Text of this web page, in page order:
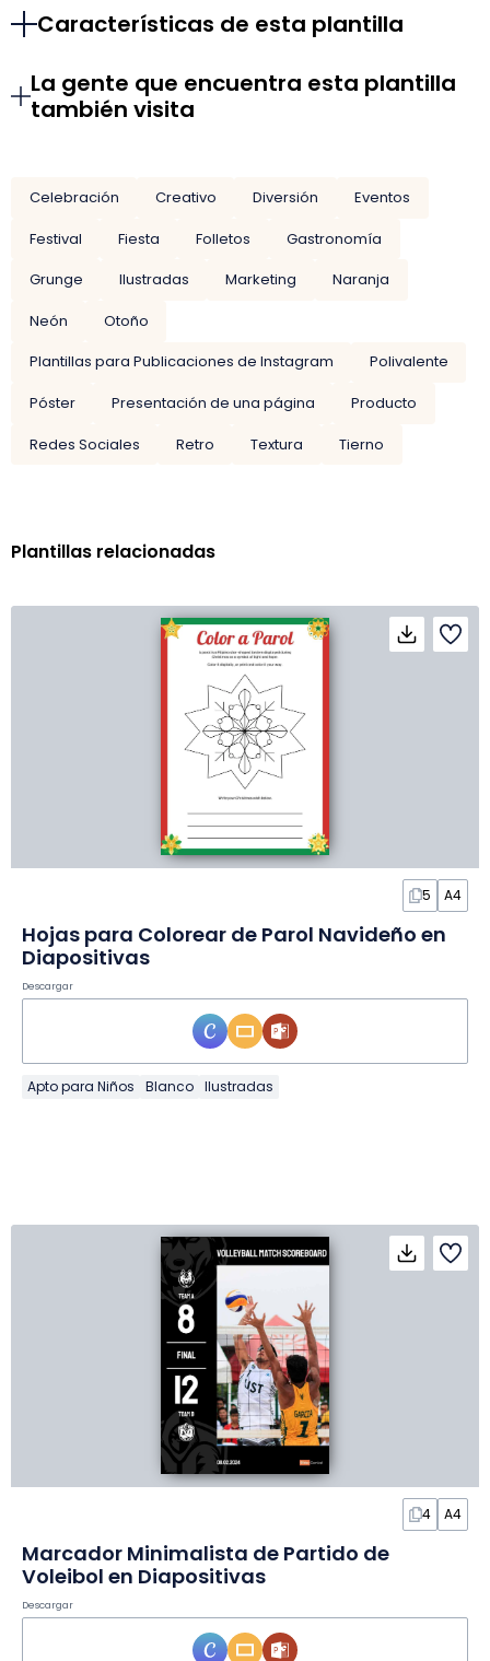
Características de esta plantilla
La gente que encuentra esta plantilla
también visita
Celebración Creativo Diversión
Eventos
Festival
Fiesta Folletos
Gastronomía
Grunge
Ilustradas Marketing
Naranja
Neón
Otoño
Plantillas para Publicaciones de Instagram
Polivalente
Póster
Presentación de una página
Producto
Redes Sociales
Retro Textura Tierno
Plantillas relacionadas
5 A4
Hojas para Colorear de Parol Navideño en
Diapositivas
Descargar
Apto para Niños Blanco Ilustradas
4 A4
Marcador Minimalista de Partido de
Voleibol en Diapositivas
Descargar